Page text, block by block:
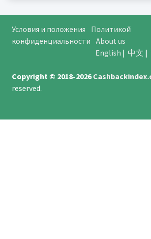
Условия и положения
Политикой
конфиденциальности About us
English | 中文 |
Copyright © 2018-2026
reserved.